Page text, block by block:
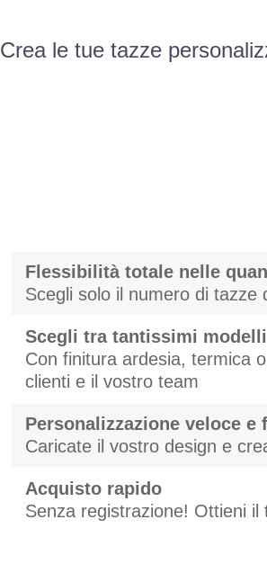
Crea le tue tazze
Flessibilità totale nelle
Scegli solo il numero di tazze
Scegli tra tantissimi modelli
Con finitura ardesia, termica
clienti e il vostro team
Personalizzazione veloce e
Caricate il vostro design e
Acquisto rapido
Senza registrazione! Ottieni